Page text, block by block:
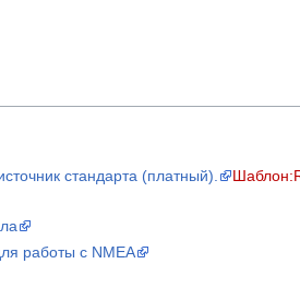
стандарта (платный).
работы с NMEA